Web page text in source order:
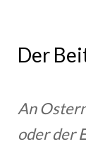
Der
An
oder der